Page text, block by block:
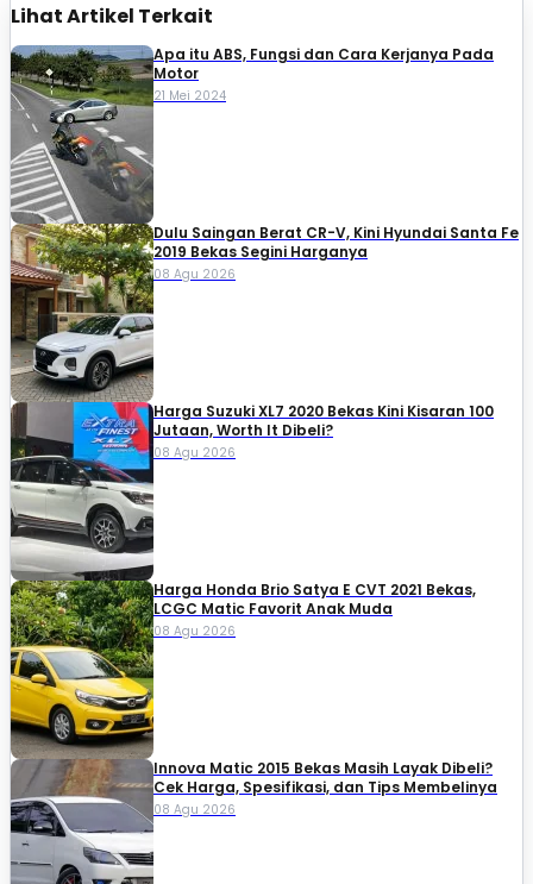
Lihat Artikel Terkait
Apa itu ABS, Fungsi dan Cara Kerjanya Pada
Motor
21 Mei 2024
Dulu Saingan Berat CR-V, Kini Hyundai Santa Fe
2019 Bekas Segini Harganya
08 Agu 2026
Harga Suzuki XL7 2020 Bekas Kini Kisaran 100
Jutaan, Worth It Dibeli?
08 Agu 2026
Harga Honda Brio Satya E CVT 2021 Bekas,
LCGC Matic Favorit Anak Muda
08 Agu 2026
Innova Matic 2015 Bekas Masih Layak Dibeli?
Cek Harga, Spesifikasi, dan Tips Membelinya
08 Agu 2026